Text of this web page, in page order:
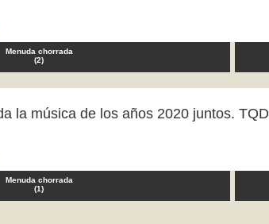
Menuda chorrada
(2)
la música de los años 2020 juntos. TQD
Menuda chorrada
(1)